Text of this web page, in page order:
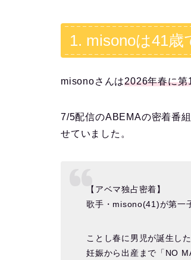
1. misonoは41歳
misonoさんは2026年春に第
7/5配信のABEMAの密着番
せていました。
【アベマ独占密着】
歌手・misono(41)が第一
ことし春に男児が誕生し
妊娠から出産まで「NO